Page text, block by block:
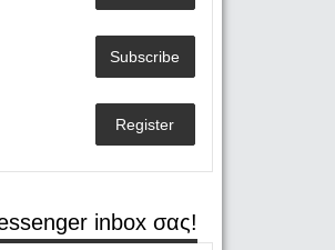
Subscribe
Register
inbox σας!